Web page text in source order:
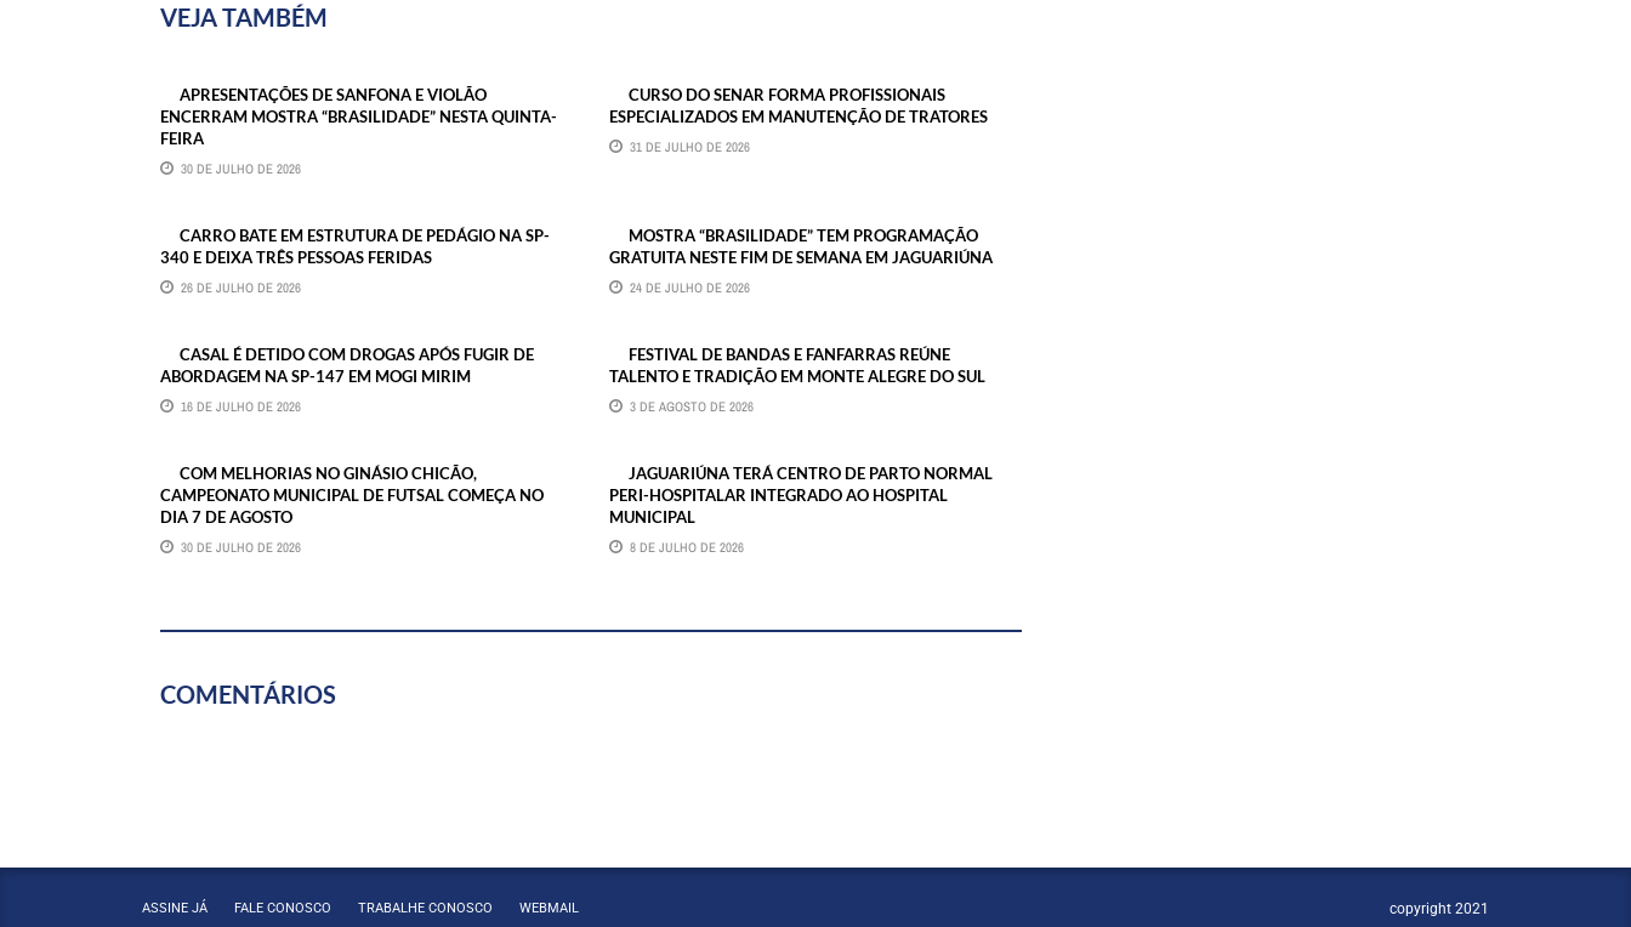
VEJA TAMBÉM
APRESENTAÇÕES DE SANFONA E VIOLÃO
ENCERRAM MOSTRA “BRASILIDADE” NESTA QUINTA-
FEIRA
30 DE JULHO DE 2026
CURSO DO SENAR FORMA PROFISSIONAIS
ESPECIALIZADOS EM MANUTENÇÃO DE TRATORES
31 DE JULHO DE 2026
CARRO BATE EM ESTRUTURA DE PEDÁGIO NA SP-
340 E DEIXA TRÊS PESSOAS FERIDAS
26 DE JULHO DE 2026
MOSTRA “BRASILIDADE” TEM PROGRAMAÇÃO
GRATUITA NESTE FIM DE SEMANA EM JAGUARIÚNA
24 DE JULHO DE 2026
CASAL É DETIDO COM DROGAS APÓS FUGIR DE
ABORDAGEM NA SP-147 EM MOGI MIRIM
16 DE JULHO DE 2026
FESTIVAL DE BANDAS E FANFARRAS REÚNE
TALENTO E TRADIÇÃO EM MONTE ALEGRE DO SUL
3 DE AGOSTO DE 2026
COM MELHORIAS NO GINÁSIO CHICÃO,
CAMPEONATO MUNICIPAL DE FUTSAL COMEÇA NO
DIA 7 DE AGOSTO
30 DE JULHO DE 2026
JAGUARIÚNA TERÁ CENTRO DE PARTO NORMAL
PERI-HOSPITALAR INTEGRADO AO HOSPITAL
MUNICIPAL
8 DE JULHO DE 2026
COMENTÁRIOS
ASSINE JÁ FALE CONOSCO TRABALHE CONOSCO WEBMAIL copyright 2021